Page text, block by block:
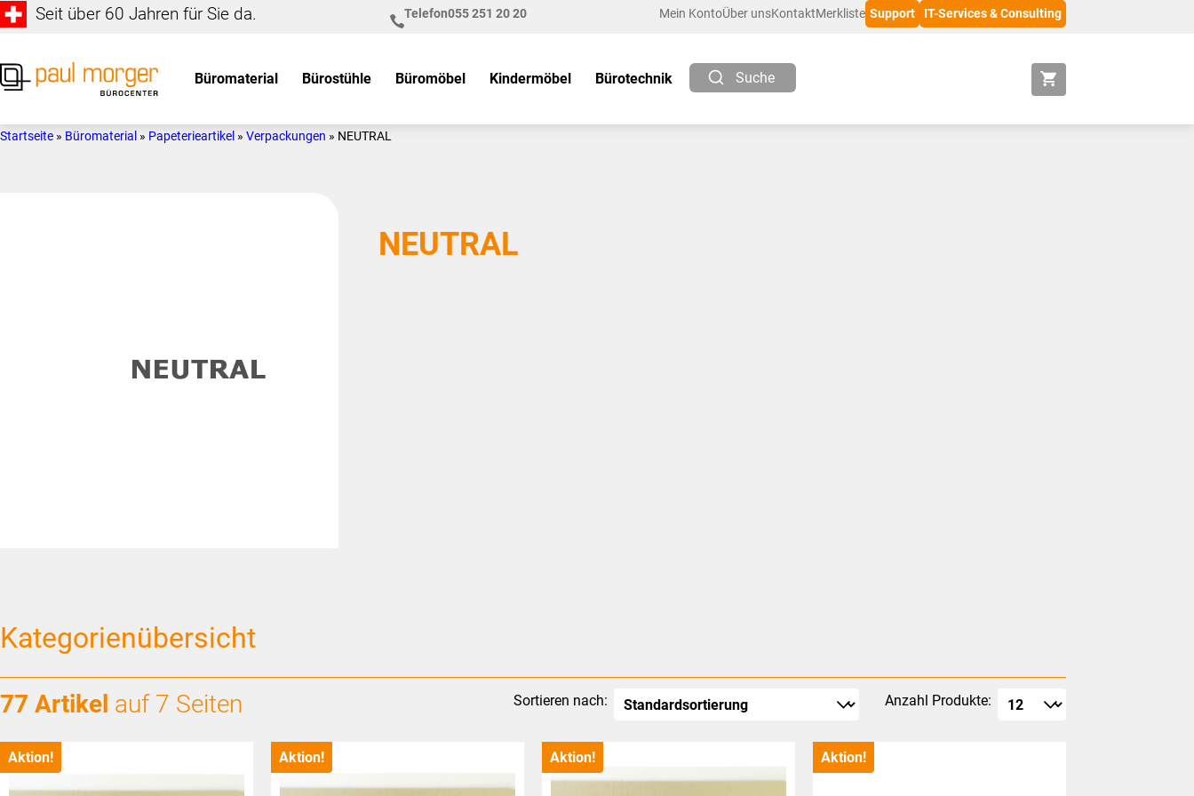
Zur
springen
Skip
main
Seit über 60 Jahren für Sie da. Telefon055 251 20 20 Mein KontoÜber unsKontaktMerkliste Support IT-Services & Consulting
Morger
individuell
Büromaterial Bürostühle Büromöbel Kindermöbel Bürotechnik Suche
Startseite » Büromaterial » Papeterieartikel » Verpackungen » NEUTRAL
NEUTRAL
Kategorienübersicht
77 Artikel auf 7 Seiten Sortieren nach: Anzahl Produkte:
Aktion! Aktion! Aktion! Aktion!